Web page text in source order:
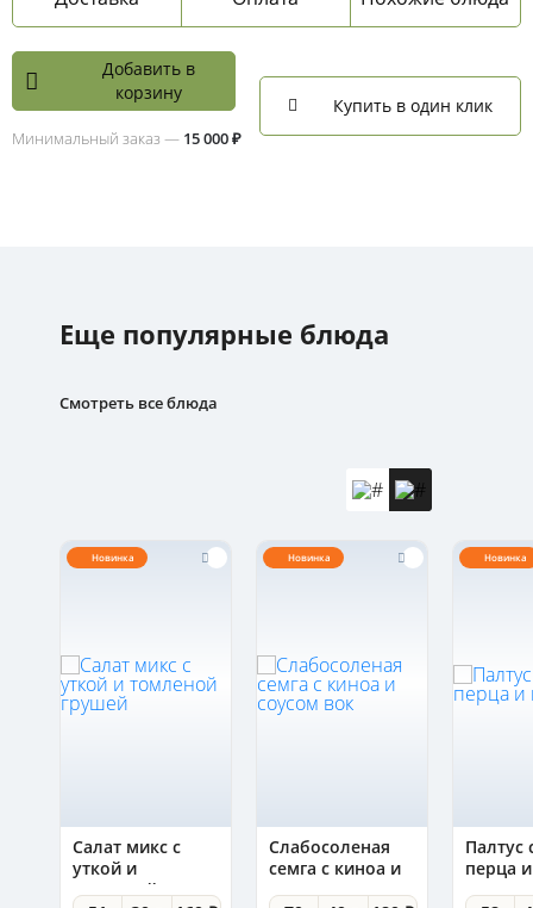
Добавить в
корзину
Минимальный заказ — 15 000 ₽
Купить в один клик
Еще популярные блюда
Смотреть все блюда
Новинка
Салат микс с
уткой и
томленой
Новинка
Слабосоленая
семга с киноа и
соусом вок
Новинка
Палтус
перца